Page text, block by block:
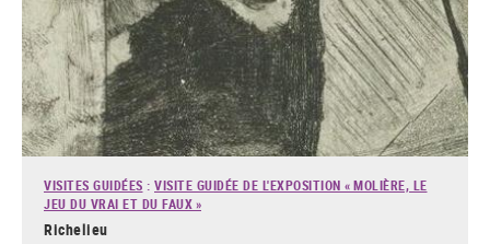
VISITES GUIDÉES : VISITE GUIDÉE DE L'EXPOSITION « MOLIÈRE, LE
JEU DU VRAI ET DU FAUX »
Richelieu